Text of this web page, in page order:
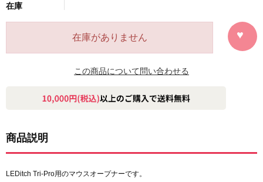
在庫
在庫がありません
この商品について問い合わせる
商品説明
LEDitch Tri-Pro用のマウスオープナーです。